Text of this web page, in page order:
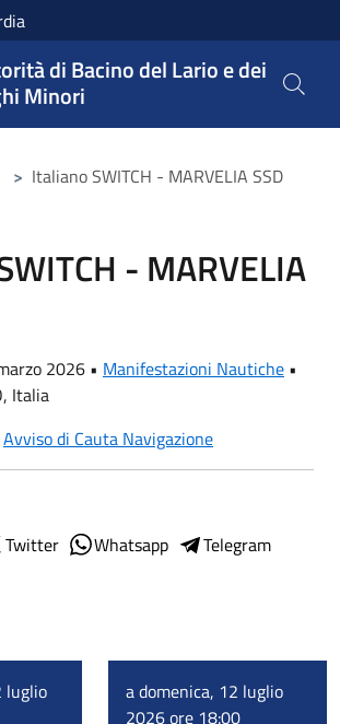
di Bacino del Lario e dei
Minori
> Italiano SWITCH - MARVELIA SSD
- MARVELIA
2026 • Manifestazioni Nautiche •
Italia
Avviso di Cauta Navigazione
Twitter Whatsapp
Telegram
luglio
a domenica, 12 luglio
2026 ore 18:00